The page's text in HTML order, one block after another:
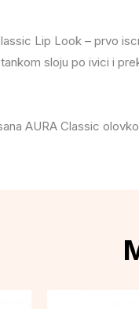
Lip Look – prvo
sloju po ivici i
AURA Classic